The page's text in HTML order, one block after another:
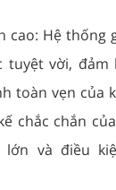
cao: Hệ thống
tuyệt vời, đảm
toàn vẹn của
chắc chắn
và điều